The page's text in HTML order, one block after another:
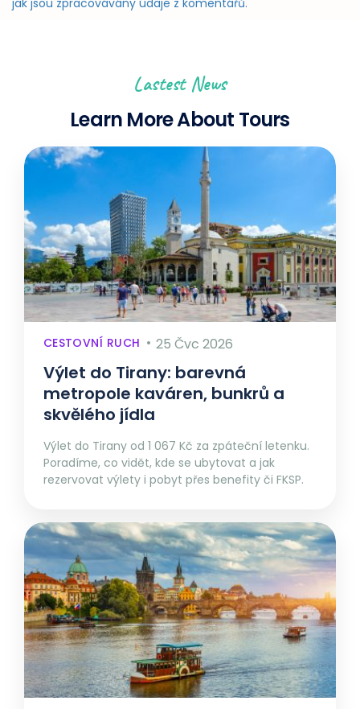
Lastest News
Learn More About Tours
CESTOVNÍ RUCH 25 Čvc 2026
Výlet do Tirany: barevná
metropole kaváren, bunkrů a
skvělého jídla
Výlet do Tirany od 1 067 Kč za zpáteční letenku.
Poradíme, co vidět, kde se ubytovat a jak
rezervovat výlety i pobyt přes benefity či FKSP.